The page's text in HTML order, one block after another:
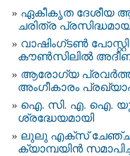
ഏകീകൃത ദേശീയ
ചരിത്ര
വാഷിംഗ്ടൺ
കൗൺസിലിൽ
ആരോഗ്യ
അംഗീകാരം
ഐ. സി. എ. ഐ. യുടെ
ശ്രദ്ധേയമായി
ലുലു എക്സ് ചേഞ്ച്
ക്യാമ്പയിന്‍